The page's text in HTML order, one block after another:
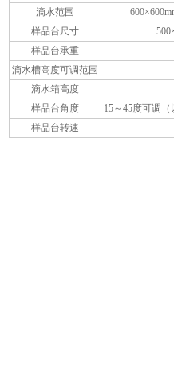
滴水范围
样品台尺寸
样品台承重
滴水槽高度可调范围
滴水箱高度
样品台角度
15～45度可调
样品台转速